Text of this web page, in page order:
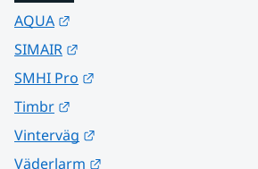
AQUA
SIMAIR
SMHI Pro
Timbr
Vinterväg
Väderlarm